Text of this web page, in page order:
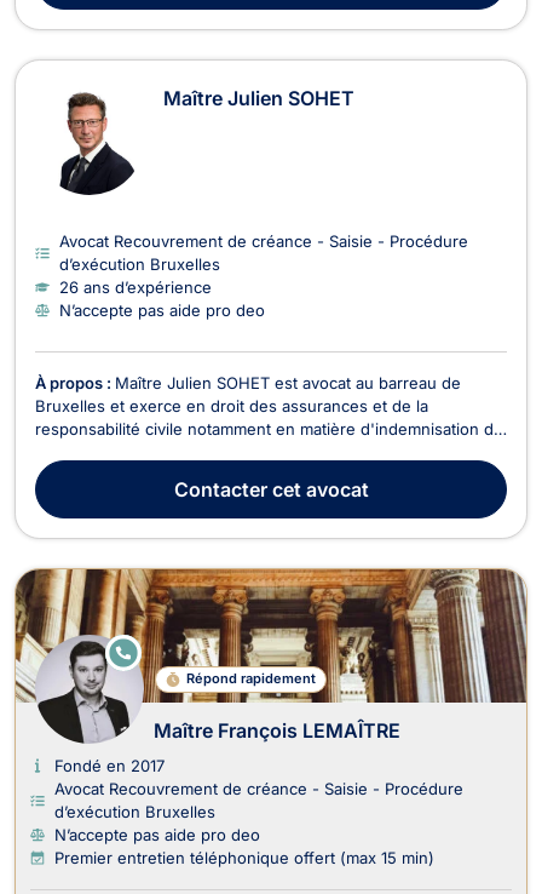
Maître Julien SOHET
Avocat Recouvrement de créance - Saisie - Procédure
d’exécution Bruxelles
26 ans d’expérience
N’accepte pas aide pro deo
À propos : Maître Julien SOHET est avocat au barreau de
Bruxelles et exerce en droit des assurances et de la
responsabilité civile notamment en matière d'indemnisation du
SOHET vous assiste lors d’un accident de la route, d’un
accident du travail ou de tout autre accident lié ...
Contactercet avocat
Répond rapidement
E
N
G
N
E
Maître François LEMAÎTRE
Fondé en 2017
Avocat Recouvrement de créance - Saisie - Procédure
d’exécution Bruxelles
N’accepte pas aide pro deo
Premier entretien téléphonique offert (max 15 min)